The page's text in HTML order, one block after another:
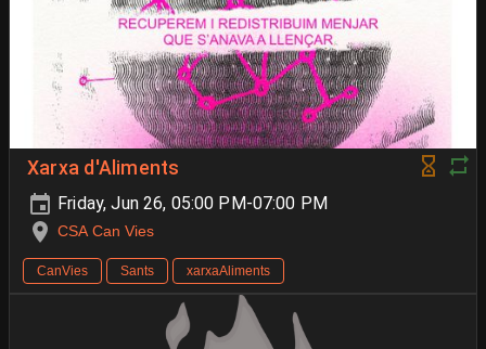
Xarxa d'Aliments
Friday, Jun 26, 05:00 PM-07:00 PM
CSA Can Vies
CanVies Sants xarxaAliments